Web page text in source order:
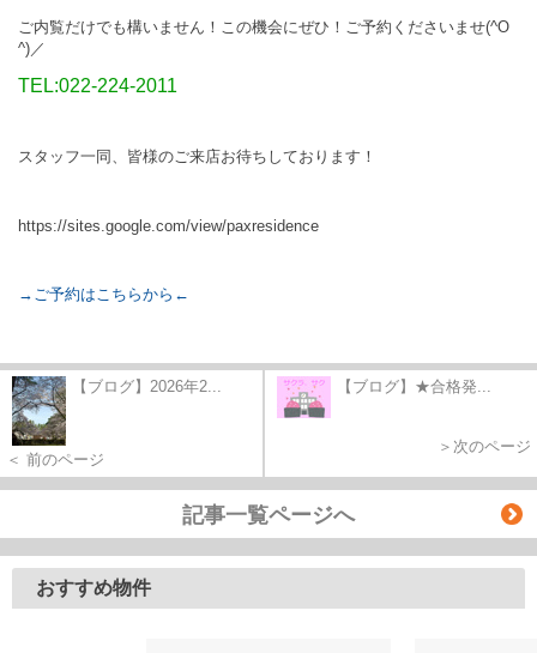
ご内覧だけでも構いません！この機会にぜひ！ご予約くださいませ(^O
^)／
TEL:022-224-2011
スタッフ一同、皆様のご来店お待ちしております！
https://sites.google.com/view/paxresidence
→ご予約はこちらから←
【ブログ】2026年2...
＜ 前のページ
【ブログ】★合格発...
＞次のページ
記事一覧ページへ
おすすめ物件